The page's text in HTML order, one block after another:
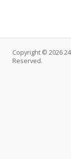
Copyright © 2026
Reserved.